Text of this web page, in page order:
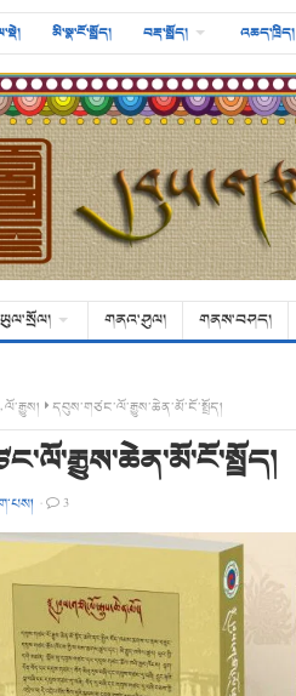
མི་སྣ་ངོ་སྤྲོད། བརྡ་སྤྲོད། འཆད་ཁྲིད།
ཡུལ་སྲོལ། གནའ་ཤུལ། གནས་བཤད།
,ལོ་རྒྱུས། དབུས་གཙང་ལོ་རྒྱུས་ཆེན་མོ་ངོ་སྤྲོད།
· 3